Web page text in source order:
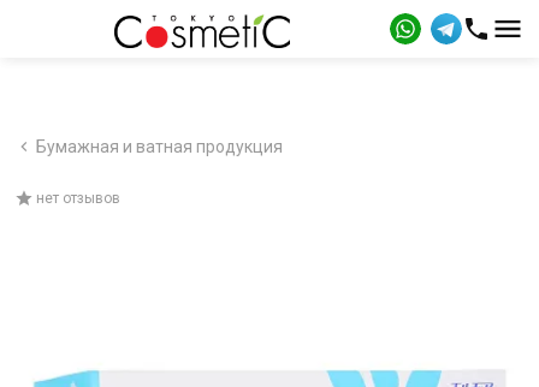
Бумажная и ватная продукция
нет отзывов